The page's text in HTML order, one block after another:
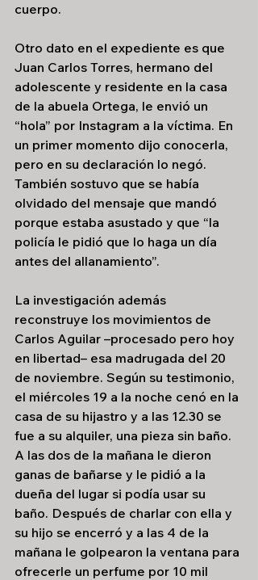
cuerpo.
Otro dato en el expediente es que
Juan Carlos Torres, hermano del
adolescente y residente en la casa
de la abuela Ortega, le envió un
“hola” por Instagram a la víctima. En
un primer momento dijo conocerla,
pero en su declaración lo negó.
También sostuvo que se había
olvidado del mensaje que mandó
porque estaba asustado y que “la
policía le pidió que lo haga un día
antes del allanamiento”.
La investigación además
reconstruye los movimientos de
Carlos Aguilar –procesado pero hoy
en libertad– esa madrugada del 20
de noviembre. Según su testimonio,
el miércoles 19 a la noche cenó en la
casa de su hijastro y a las 12.30 se
fue a su alquiler, una pieza sin baño.
A las dos de la mañana le dieron
ganas de bañarse y le pidió a la
dueña del lugar si podía usar su
baño. Después de charlar con ella y
su hijo se encerró y a las 4 de la
mañana le golpearon la ventana para
ofrecerle un perfume por 10 mil